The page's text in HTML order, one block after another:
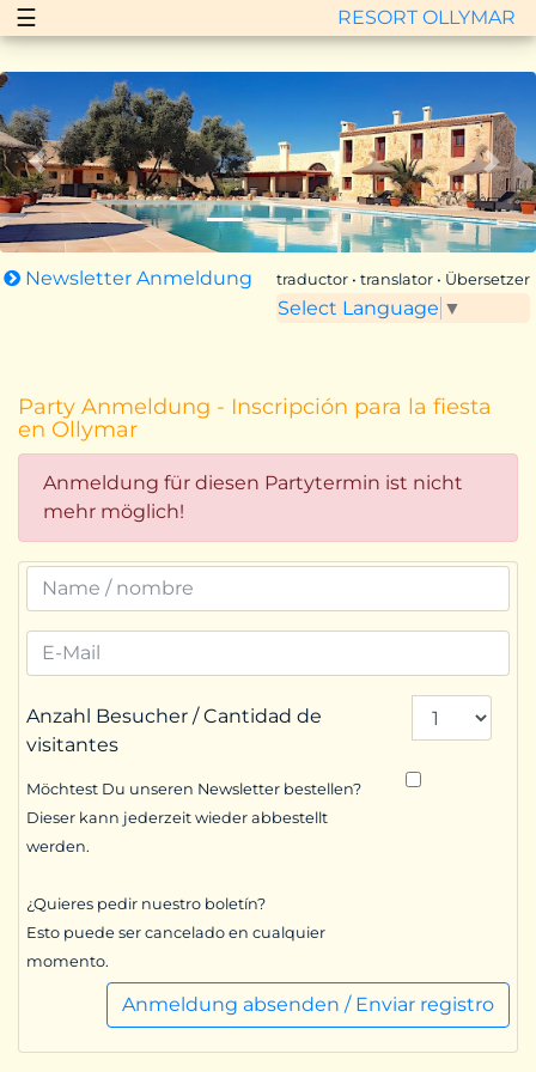
☰ RESORT OLLYMAR
Zurück Vor
Newsletter Anmeldung traductor • translator • Übersetzer
Select Language ▼
Party Anmeldung - Inscripción para la fiesta
en Ollymar
Anmeldung für diesen Partytermin ist nicht
mehr möglich!
Anzahl Besucher / Cantidad de
visitantes
Möchtest Du unseren Newsletter bestellen?
Dieser kann jederzeit wieder abbestellt
werden.
¿Quieres pedir nuestro boletín?
Esto puede ser cancelado en cualquier
momento.
Anmeldung absenden / Enviar registro